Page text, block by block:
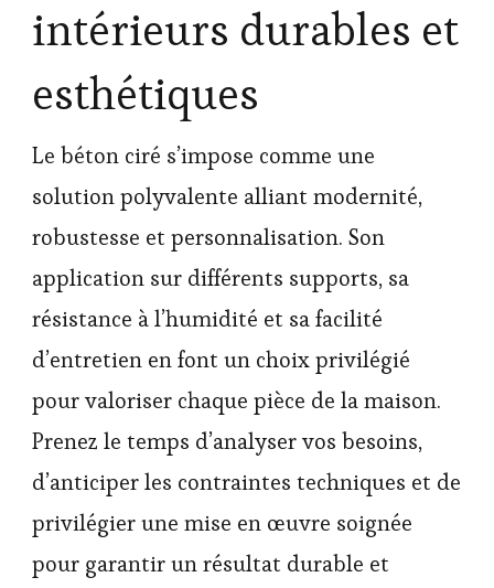
intérieurs durables et
esthétiques
Le béton ciré s’impose comme une
solution polyvalente alliant modernité,
robustesse et personnalisation. Son
application sur différents supports, sa
résistance à l’humidité et sa facilité
d’entretien en font un choix privilégié
pour valoriser chaque pièce de la maison.
Prenez le temps d’analyser vos besoins,
d’anticiper les contraintes techniques et de
privilégier une mise en œuvre soignée
pour garantir un résultat durable et